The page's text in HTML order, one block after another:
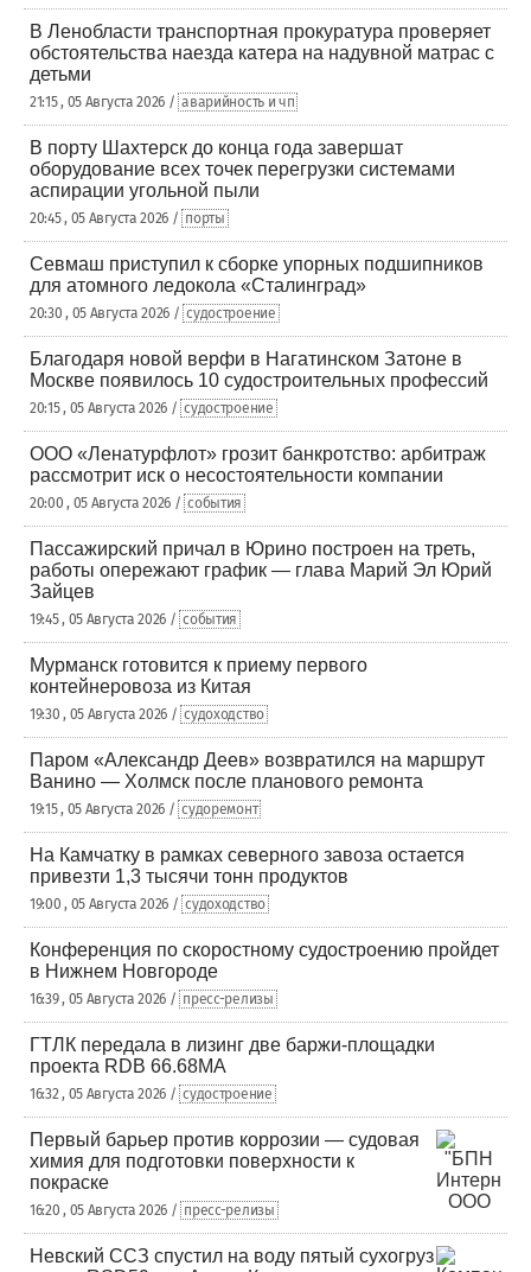
В Ленобласти транспортная прокуратура проверяет
обстоятельства наезда катера на надувной матрас с
детьми
21:15 , 05 Августа 2026 / аварийность и чп
В порту Шахтерск до конца года завершат
оборудование всех точек перегрузки системами
аспирации угольной пыли
20:45 , 05 Августа 2026 / порты
Севмаш приступил к сборке упорных подшипников
для атомного ледокола «Сталинград»
20:30 , 05 Августа 2026 / судостроение
Благодаря новой верфи в Нагатинском Затоне в
Москве появилось 10 судостроительных профессий
20:15 , 05 Августа 2026 / судостроение
ООО «Ленатурфлот» грозит банкротство: арбитраж
рассмотрит иск о несостоятельности компании
20:00 , 05 Августа 2026 / события
Пассажирский причал в Юрино построен на треть,
работы опережают график — глава Марий Эл Юрий
Зайцев
19:45 , 05 Августа 2026 / события
Мурманск готовится к приему первого
контейнеровоза из Китая
19:30 , 05 Августа 2026 / судоходство
Паром «Александр Деев» возвратился на маршрут
Ванино — Холмск после планового ремонта
19:15 , 05 Августа 2026 / судоремонт
На Камчатку в рамках северного завоза остается
привезти 1,3 тысячи тонн продуктов
19:00 , 05 Августа 2026 / судоходство
Конференция по скоростному судостроению пройдет
в Нижнем Новгороде
16:39 , 05 Августа 2026 / пресс-релизы
ГТЛК передала в лизинг две баржи-площадки
проекта RDB 66.68МА
16:32 , 05 Августа 2026 / судостроение
Первый барьер против коррозии — судовая
химия для подготовки поверхности к
покраске
16:20 , 05 Августа 2026 / пресс-релизы
Невский ССЗ спустил на воду пятый сухогруз